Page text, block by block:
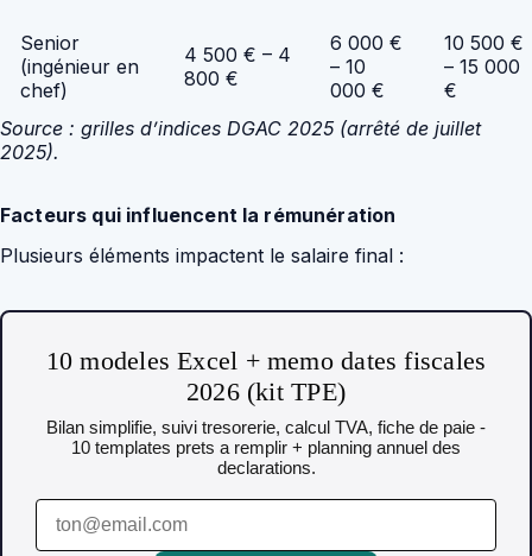
Senior
(ingénieur en
chef)
4 500 € – 4
800 €
6 000 €
– 10
000 €
10 500 €
– 15 000
€
Source : grilles d’indices DGAC 2025 (arrêté de juillet
2025).
Facteurs qui influencent la rémunération
Plusieurs éléments impactent le salaire final :
10 modeles Excel + memo dates fiscales
2026 (kit TPE)
Bilan simplifie, suivi tresorerie, calcul TVA, fiche de paie -
10 templates prets a remplir + planning annuel des
declarations.